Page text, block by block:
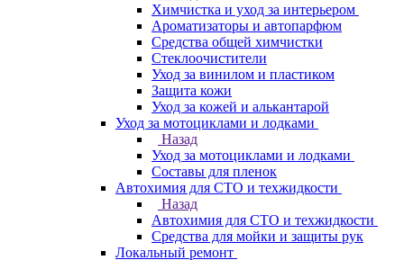
Химчистка и уход за интерьером
Ароматизаторы и автопарфюм
Средства общей химчистки
Стеклоочистители
Уход за винилом и пластиком
Защита кожи
Уход за кожей и алькантарой
Уход за мотоциклами и лодками
Назад
Уход за мотоциклами и лодками
Составы для пленок
Автохимия для СТО и техжидкости
Назад
Автохимия для СТО и техжидкости
Средства для мойки и защиты рук
Локальный ремонт